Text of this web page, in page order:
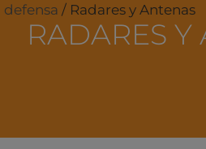
defensa / Radares y Antenas
RADARES Y